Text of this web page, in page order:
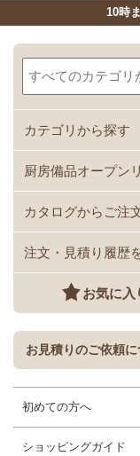
10時
カテゴリから探す
厨房備品オープン
カタログからご注
注文・見積り履歴
お気に入
お見積りのご依頼に
初めての方へ
ショッピングガイド